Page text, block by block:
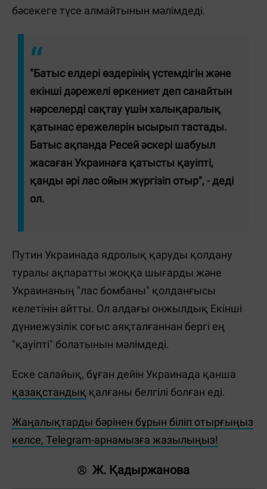
бәсекеге түсе алмайтынын мәлімдеді.
"Батыс елдері өздерінің үстемдігін және
екінші дәрежелі өркениет деп санайтын
нәрселерді сақтау үшін халықаралық
қатынас ережелерін ысырып тастады.
Батыс ақпанда Ресей әскері шабуыл
жасаған Украинаға қатысты қауіпті,
қанды әрі лас ойын жүргізіп отыр", - деді
ол.
Путин Украинада ядролық қаруды қолдану
туралы ақпаратты жоққа шығарды және
Украинаның "лас бомбаны" қолданғысы
келетінін айтты. Ол алдағы онжылдық Екінші
дүниежүзілік соғыс аяқталғаннан бергі ең
"қауіпті" болатынын мәлімдеді.
Еске салайық, бұған дейін Украинада қанша
қазақстандық қалғаны белгілі болған еді.
Жаңалықтарды бәрінен бұрын біліп отырғыңыз
келсе, Telegram-арнамызға жазылыңыз!
Ж. Қадыржанова